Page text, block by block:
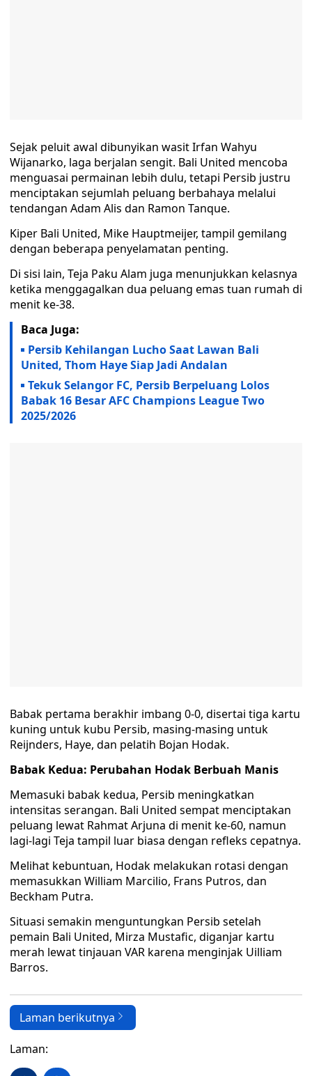
Sejak peluit awal dibunyikan wasit Irfan Wahyu
Wijanarko, laga berjalan sengit. Bali United mencoba
menguasai permainan lebih dulu, tetapi Persib justru
menciptakan sejumlah peluang berbahaya melalui
tendangan Adam Alis dan Ramon Tanque.
Kiper Bali United, Mike Hauptmeijer, tampil gemilang
dengan beberapa penyelamatan penting.
Di sisi lain, Teja Paku Alam juga menunjukkan kelasnya
ketika menggagalkan dua peluang emas tuan rumah di
menit ke-38.
Baca Juga:
Persib Kehilangan Lucho Saat Lawan Bali
United, Thom Haye Siap Jadi Andalan
Tekuk Selangor FC, Persib Berpeluang Lolos
Babak 16 Besar AFC Champions League Two
2025/2026
Babak pertama berakhir imbang 0-0, disertai tiga kartu
kuning untuk kubu Persib, masing-masing untuk
Reijnders, Haye, dan pelatih Bojan Hodak.
Babak Kedua: Perubahan Hodak Berbuah Manis
Memasuki babak kedua, Persib meningkatkan
intensitas serangan. Bali United sempat menciptakan
peluang lewat Rahmat Arjuna di menit ke-60, namun
lagi-lagi Teja tampil luar biasa dengan refleks cepatnya.
Melihat kebuntuan, Hodak melakukan rotasi dengan
memasukkan William Marcilio, Frans Putros, dan
Beckham Putra.
Situasi semakin menguntungkan Persib setelah
pemain Bali United, Mirza Mustafic, diganjar kartu
merah lewat tinjauan VAR karena menginjak Uilliam
Barros.
Laman berikutnya
Laman: